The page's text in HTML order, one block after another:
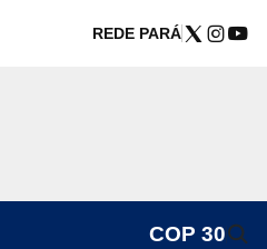
REDE PARÁ
COP 30